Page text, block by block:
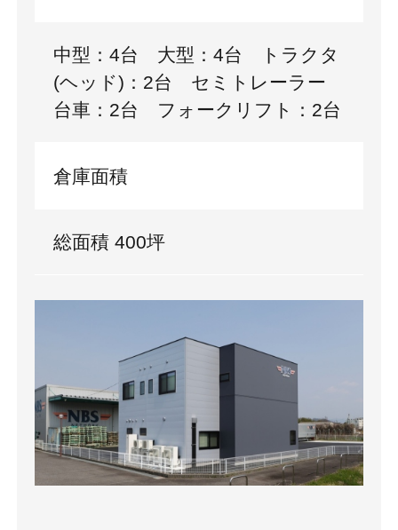
中型：4台 大型：4台 トラクタ
(ヘッド)：2台 セミトレーラー
台車：2台 フォークリフト：2台
倉庫面積
総面積 400坪